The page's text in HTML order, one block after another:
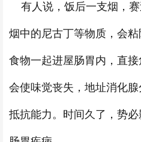
有人说，饭后一支烟，
烟中的尼古丁等物质，会
食物一起进屋肠胃内，直
会使味觉丧失，地址消化
抵抗能力。时间久了，势